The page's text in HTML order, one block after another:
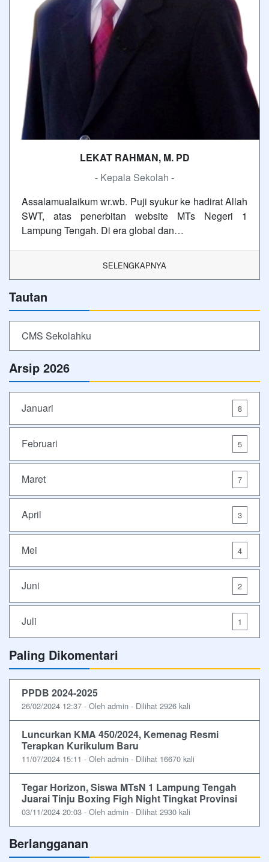
LEKAT RAHMAN, M. PD
- Kepala Sekolah -
Assalamualaikum wr.wb. Puji syukur ke hadirat Allah
SWT, atas penerbitan website MTs Negeri 1
Lampung Tengah. Di era global dan…
SELENGKAPNYA
Tautan
CMS Sekolahku
Arsip 2026
Januari 8
Februari 5
Maret 7
April 3
Mei 4
Juni 2
Juli 1
Paling Dikomentari
PPDB 2024-2025
26/02/2024 12:37 - Oleh admin - Dilihat 2926 kali
Luncurkan KMA 450/2024, Kemenag Resmi
Terapkan Kurikulum Baru
11/07/2024 15:11 - Oleh admin - Dilihat 16670 kali
Tegar Horizon, Siswa MTsN 1 Lampung Tengah
Juarai Tinju Boxing Figh Night Tingkat Provinsi
03/11/2024 20:03 - Oleh admin - Dilihat 2930 kali
Berlangganan